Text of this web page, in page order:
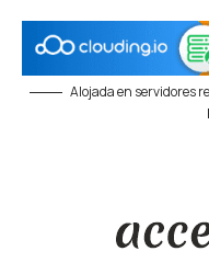
Alojada en servidores